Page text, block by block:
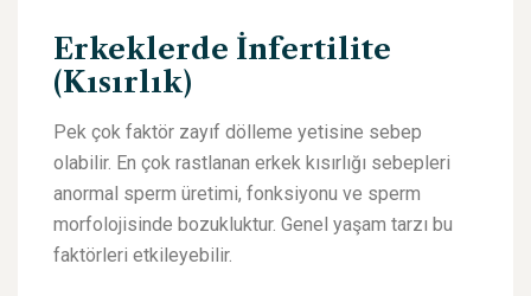
Erkeklerde İnfertilite
(Kısırlık)
Pek çok faktör zayıf dölleme yetisine sebep
olabilir. En çok rastlanan erkek kısırlığı sebepleri
anormal sperm üretimi, fonksiyonu ve sperm
morfolojisinde bozukluktur. Genel yaşam tarzı bu
faktörleri etkileyebilir.